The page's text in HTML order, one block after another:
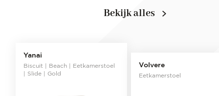
Yanai
Biscuit | Beach | Eetkamerstoel
| Slide | Gold
Volvere
Eetkamerstoel
Bekijk alles